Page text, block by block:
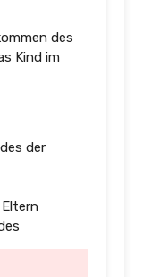
des
Kind im
der